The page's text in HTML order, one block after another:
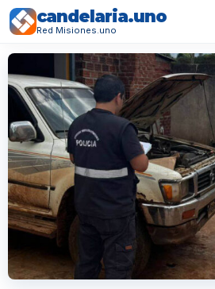
candelaria.uno
Red Misiones.uno